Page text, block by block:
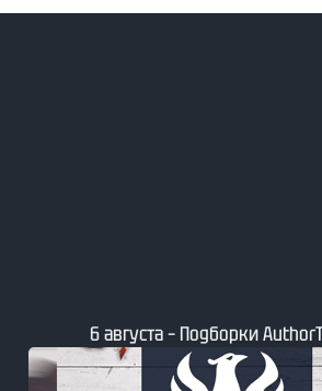
6 августа – Подборки